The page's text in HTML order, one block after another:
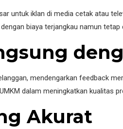
untuk iklan di media cetak atau
biaya terjangkau namun
mendengarkan feedback
dalam meningkatkan kualitas
Akurat